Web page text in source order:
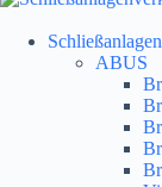
Schließanlagen
ABUS